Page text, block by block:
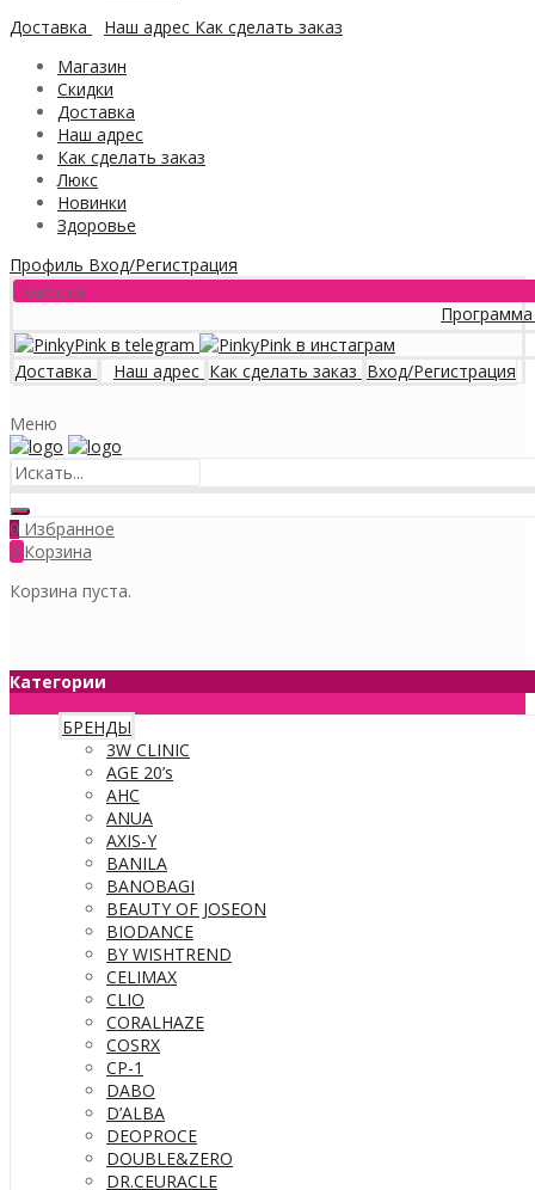
Доставка
Наш адрес Как сделать заказ
Магазин
Скидки
Доставка
Наш адрес
Как сделать заказ
Люкс
Новинки
Здоровье
Профиль Вход/Регистрация
Новости
Программа лояльности
Доставка Наш адрес Как сделать заказ Вход/Регистрация
Меню
0 Избранное
0 Корзина
Корзина пуста.
Категории
БРЕНДЫ
3W CLINIC
AGE 20’s
AHC
ANUA
AXIS-Y
BANILA
BANOBAGI
BEAUTY OF JOSEON
BIODANCE
BY WISHTREND
CELIMAX
CLIO
CORALHAZE
COSRX
CP-1
DABO
D’ALBA
DEOPROCE
DOUBLE&ZERO
DR.CEURACLE